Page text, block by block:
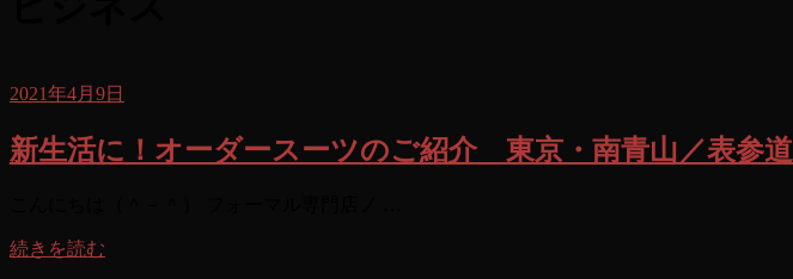
2021年4月9日
新生活に！オーダースーツのご紹介 東京・南青山／表参道
続きを読む